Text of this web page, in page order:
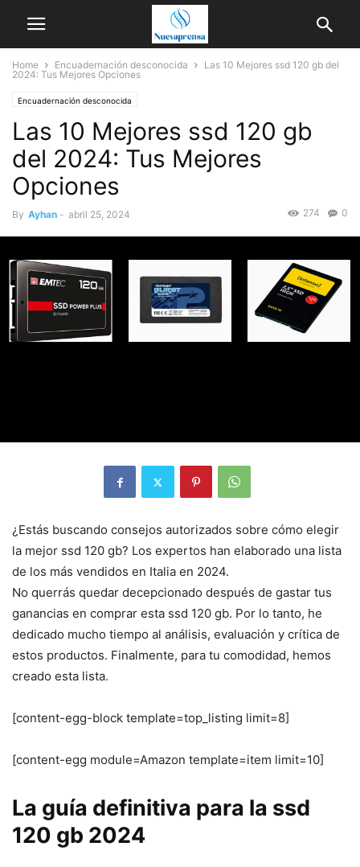
Home Encuadernación desconocida
Las 10 Mejores ssd 120 gb del
2024: Tus Mejores Opciones
Encuadernación desconocida
Las 10 Mejores ssd 120 gb
del 2024: Tus Mejores
Opciones
By Ayhan - abril 25, 2024 0
274
¿Estás buscando consejos autorizados sobre cómo elegir
la mejor ssd 120 gb? Los expertos han elaborado una lista
de los más vendidos en Italia en 2024.
No querrás quedar decepcionado después de gastar tus
ganancias en comprar esta ssd 120 gb. Por lo tanto, he
dedicado mucho tiempo al análisis, evaluación y crítica de
estos productos. Finalmente, para tu comodidad, hemos
creado esta lista.
[content-egg-block template=top_listing limit=8]
[content-egg module=Amazon template=item limit=10]
La guía definitiva para la ssd
120 gb 2024